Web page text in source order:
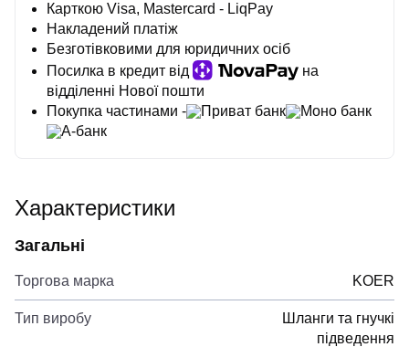
Карткою Visa, Mastercard - LiqPay
Накладений платіж
Безготівковими для юридичних осіб
Посилка в кредит від
на
відділенні Нової пошти
Покупка частинами -
Приват банк
Моно банк
А-банк
Характеристики
Загальні
Торгова марка KOER
Тип виробу
Шланги та гнучкі
підведення